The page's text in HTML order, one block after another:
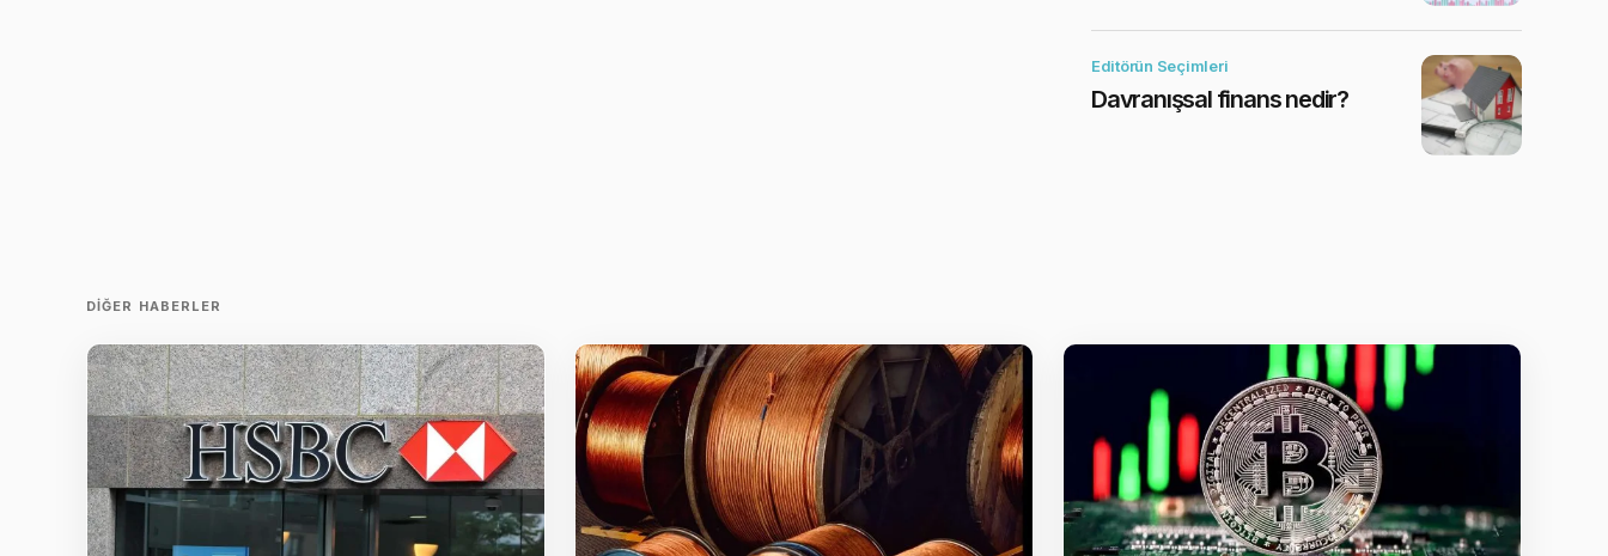
Editörün Seçimleri
Davranışsal finans nedir?
DIĞER HABERLER